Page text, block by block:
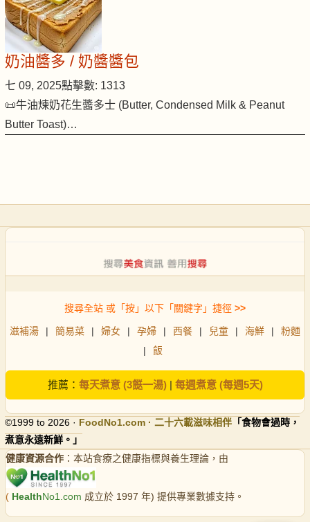
奶油醬多 / 奶醬醬包
七 09, 2025點擊數: 1313
📜牛油煉奶花生醬多士 (Butter, Condensed Milk & Peanut
Butter Toast)…
搜尋全站 或「按」以下「關鍵字」捷徑 >>
滋補湯 | 簡易菜 | 婦女 | 孕婦 | 西餐 | 兒童 | 海鮮 |
粉麵
|
飯
推薦： 每天煮意 (3餸一湯)| 每週煮意 (每週5天)
©1999 to 2026 · FoodNo1.com · 二十六載滋味相伴 「食物會過時，
煮意永遠新鮮。」
健康資源合作 ：本站食療之健康指標與養生理論，由
( HealthNo1.com 成立於 1997 年) 提供專業數據支持。